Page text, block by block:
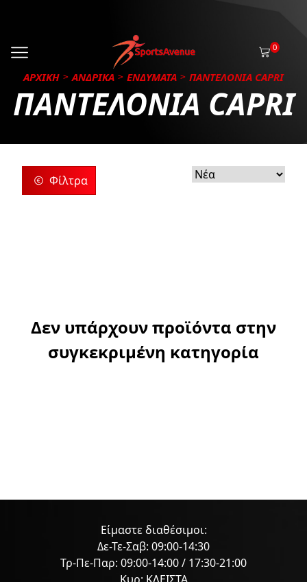
0
ΑΡΧΙΚΗ ΑΝΔΡΙΚΑ ΕΝΔΥΜΑΤΑ ΠΑΝΤΕΛΟΝΙΑ CAPRI
ΠΑΝΤΕΛΟΝΙΑ CAPRI
Φίλτρα
Δεν υπάρχουν προϊόντα στην
συγκεκριμένη κατηγορία
Είμαστε διαθέσιμοι:
Δε-Τε-Σαβ: 09:00-14:30
Τρ-Πε-Παρ: 09:00-14:00 / 17:30-21:00